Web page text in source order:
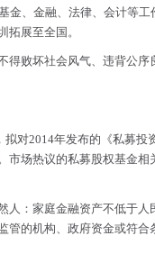
、金融、法律、会计等
展至全国。
败坏社会风气、违背公
拟对2014年发布的《私募投
市场热议的私募股权基金相
：家庭金融资产不低于
的机构、政府资金或符